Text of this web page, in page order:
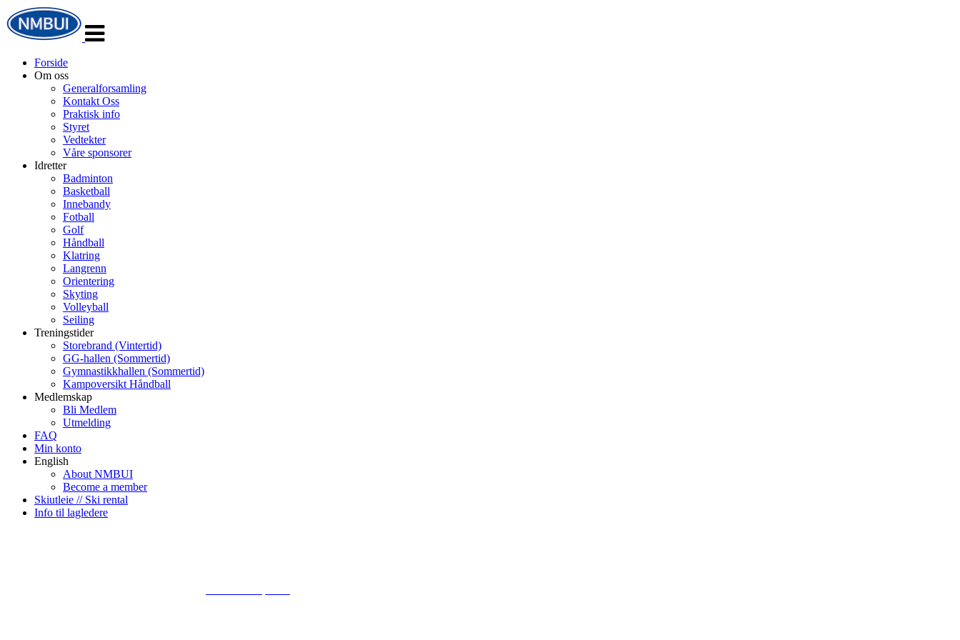
navigasjon
Forside
Om oss
Generalforsamling
Kontakt Oss
Praktisk info
Styret
Vedtekter
Våre sponsorer
Idretter
Badminton
Basketball
Innebandy
Fotball
Golf
Håndball
Klatring
Langrenn
Orientering
Skyting
Volleyball
Seiling
Treningstider
Storebrand (Vintertid)
GG-hallen (Sommertid)
Gymnastikkhallen (Sommertid)
Kampoversikt Håndball
Medlemskap
Bli Medlem
Utmelding
FAQ
Min konto
English
About NMBUI
Become a member
Skiutleie // Ski rental
Info til lagledere